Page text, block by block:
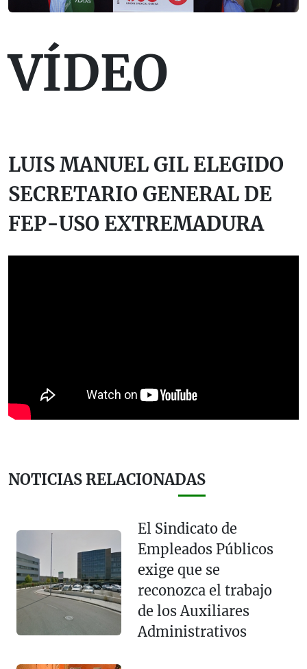
VÍDEO
LUIS MANUEL GIL ELEGIDO
SECRETARIO GENERAL DE
FEP-USO EXTREMADURA
NOTICIAS RELACIONADAS
El Sindicato de
Empleados Públicos
exige que se
reconozca el trabajo
de los Auxiliares
Administrativos